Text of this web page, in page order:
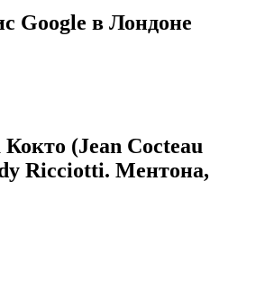
Google в Лондоне
(Jean Cocteau
Ricciotti. Ментона,